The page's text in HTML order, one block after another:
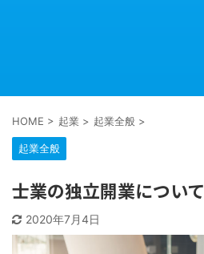
HOME > 起業 > 起業全般 >
起業全般
士業の独立開業について
2020年7月4日